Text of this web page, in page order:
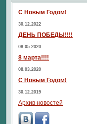
С Новым Годом!
30.12.2022
ДЕНЬ ПОБЕДЫ!!!!
08.05.2020
8 марта!!!!
08.03.2020
С Новым Годом!
30.12.2019
Архив новостей